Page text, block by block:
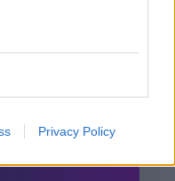
Privacy Policy